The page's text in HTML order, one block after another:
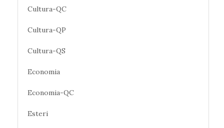
Cultura-QC
Cultura-QP
Cultura-QS
Economia
Economia-QC
Esteri